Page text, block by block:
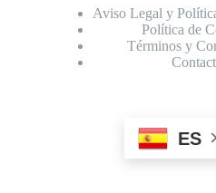
Aviso Legal y
Política de
Términos y
ES